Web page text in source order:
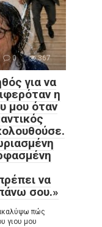
0 367
για να
η
μου όταν
να
σου.»
πώς
γιου μου